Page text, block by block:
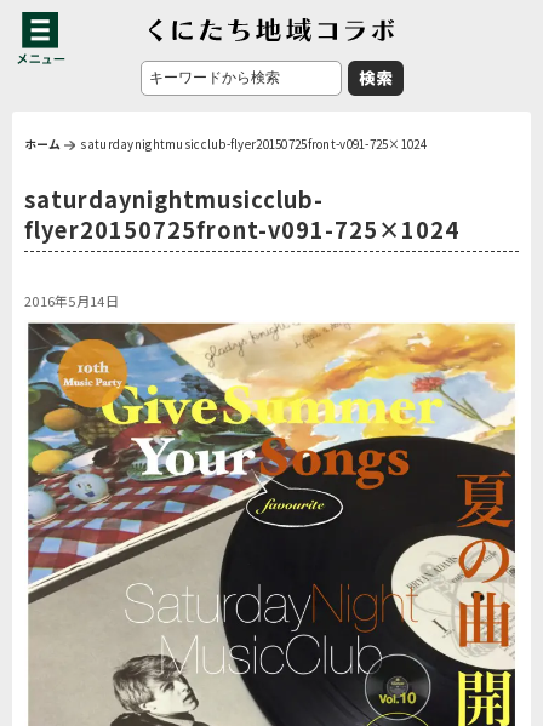
ホーム saturdaynightmusicclub-flyer20150725front-v091-725×1024
saturdaynightmusicclub-
flyer20150725front-v091-725×1024
2016年5月14日